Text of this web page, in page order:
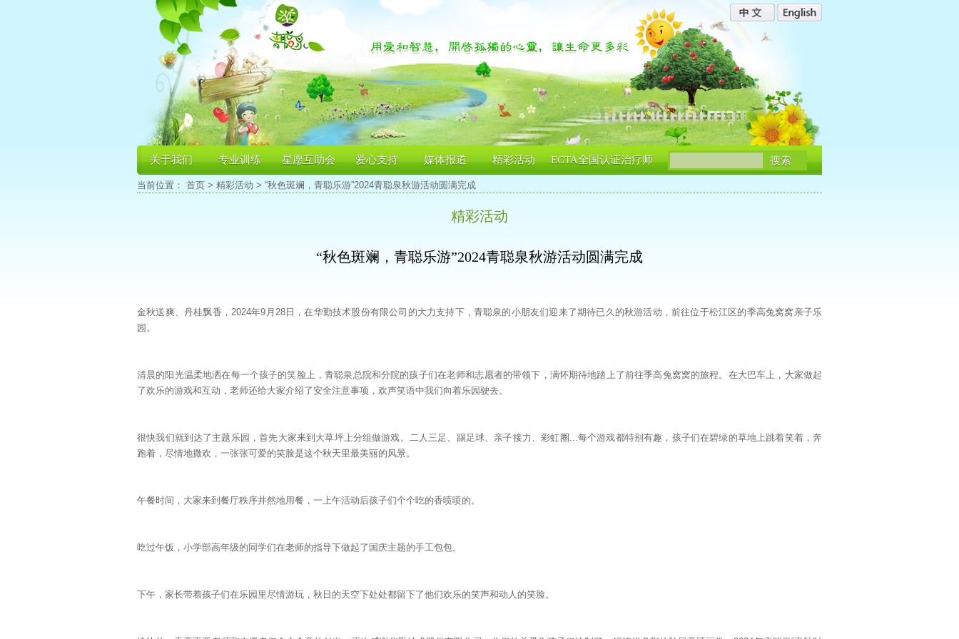
关于我们 专业训练 星愿互助会 爱心支持 媒体报道 精彩活动 ECTA全国认证治疗师 搜索
当前位置： 首页 > 精彩活动 > “秋色斑斓，青聪乐游”2024青聪泉秋游活动圆满完成
精彩活动
“秋色斑斓，青聪乐游”2024青聪泉秋游活动圆满完成
金秋送爽、丹桂飘香，2024年9月28日，在华勤技术股份有限公司的大力支持下，青聪泉的小朋友们迎来了期待已久的秋游活动，前往位于松江区的季高兔窝窝亲子乐
园。
清晨的阳光温柔地洒在每一个孩子的笑脸上，青聪泉总院和分院的孩子们在老师和志愿者的带领下，满怀期待地踏上了前往季高兔窝窝的旅程。在大巴车上，大家做起
了欢乐的游戏和互动，老师还给大家介绍了安全注意事项，欢声笑语中我们向着乐园驶去。
很快我们就到达了主题乐园，首先大家来到大草坪上分组做游戏。二人三足、踢足球、亲子接力、彩虹圈...每个游戏都特别有趣，孩子们在碧绿的草地上跳着笑着，奔
跑着，尽情地撒欢，一张张可爱的笑脸是这个秋天里最美丽的风景。
午餐时间，大家来到餐厅秩序井然地用餐，一上午活动后孩子们个个吃的香喷喷的。
吃过午饭，小学部高年级的同学们在老师的指导下做起了国庆主题的手工包包。
下午，家长带着孩子们在乐园里尽情游玩，秋日的天空下处处都留下了他们欢乐的笑声和动人的笑脸。